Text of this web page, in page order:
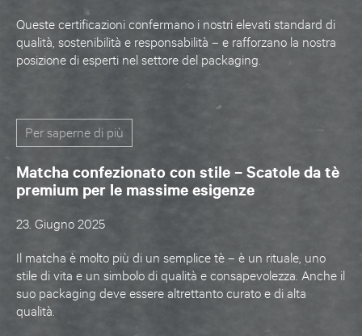
Queste certificazioni confermano i nostri elevati standard di
qualità, sostenibilità e responsabilità – e rafforzano la nostra
posizione di esperti nel settore del packaging.
Per saperne di più
Matcha confezionato con stile – Scatole da tè
premium per le massime esigenze
23. Giugno 2025
Il matcha è molto più di un semplice tè – è un rituale, uno
stile di vita e un simbolo di qualità e consapevolezza. Anche il
suo packaging deve essere altrettanto curato e di alta
qualità.